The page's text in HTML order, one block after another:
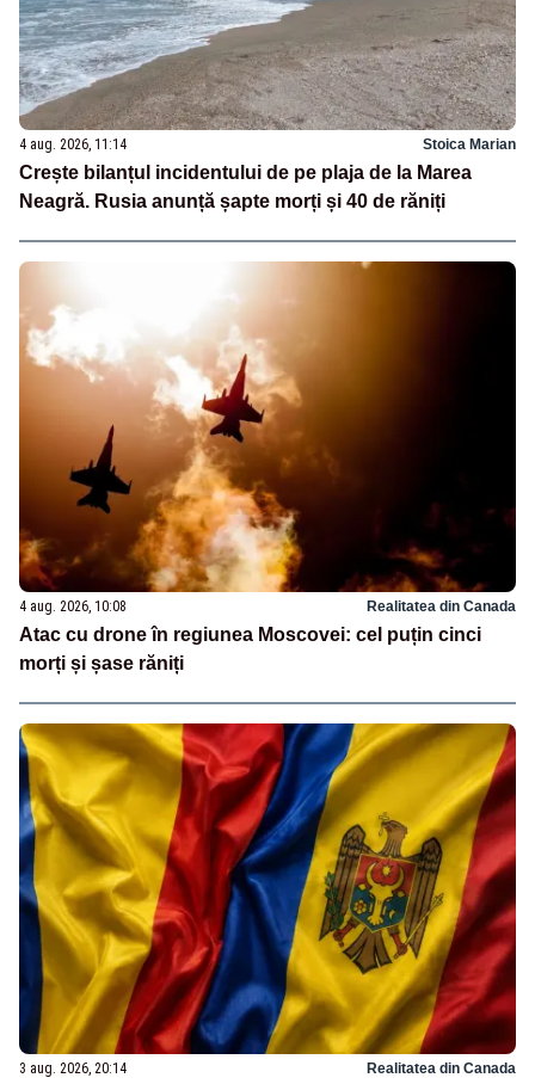
4 aug. 2026, 11:14 Stoica Marian
Crește bilanțul incidentului de pe plaja de la Marea
Neagră. Rusia anunță șapte morți și 40 de răniți
4 aug. 2026, 10:08 Realitatea din Canada
Atac cu drone în regiunea Moscovei: cel puțin cinci
morți și șase răniți
3 aug. 2026, 20:14 Realitatea din Canada